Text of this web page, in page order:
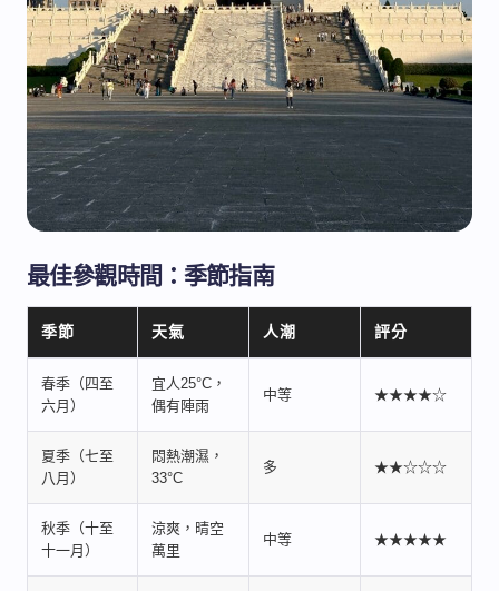
最佳參觀時間：季節指南
季節 天氣 人潮 評分
春季（四至
六月）
宜人25°C，
偶有陣雨
中等 ★★★★☆
夏季（七至
八月）
悶熱潮濕，
33°C
多 ★★☆☆☆
秋季（十至
十一月）
涼爽，晴空
萬里
中等 ★★★★★